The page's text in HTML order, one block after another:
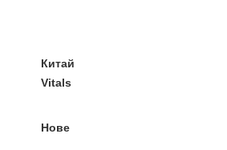
Китай
Vitals
Нове